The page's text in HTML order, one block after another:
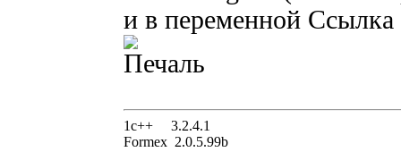
и в переменной Ссылка
1с++ 3.2.4.1
Formex 2.0.5.99b